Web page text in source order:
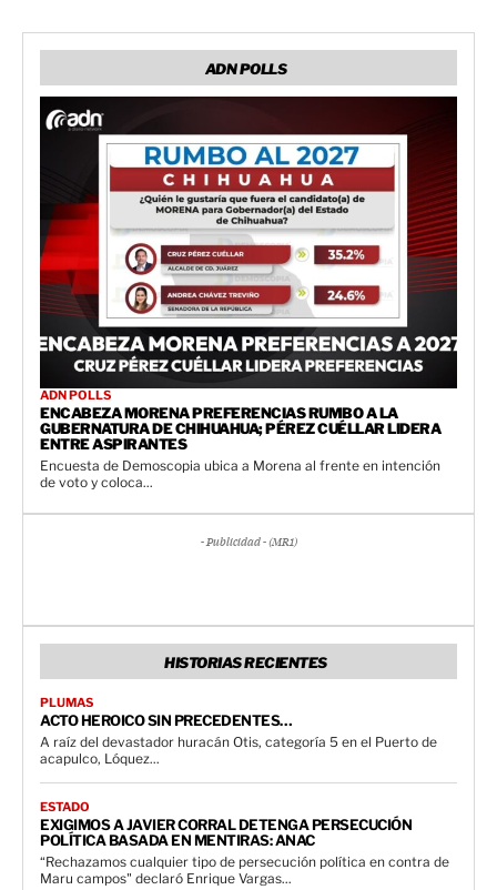
ADN POLLS
ADN POLLS
ENCABEZA MORENA PREFERENCIAS RUMBO A LA
GUBERNATURA DE CHIHUAHUA; PÉREZ CUÉLLAR LIDERA
ENTRE ASPIRANTES
Encuesta de Demoscopia ubica a Morena al frente en intención
de voto y coloca...
- Publicidad - (MR1)
HISTORIAS RECIENTES
PLUMAS
ACTO HEROICO SIN PRECEDENTES…
A raíz del devastador huracán Otis, categoría 5 en el Puerto de
acapulco, Lóquez...
ESTADO
EXIGIMOS A JAVIER CORRAL DETENGA PERSECUCIÓN
POLÍTICA BASADA EN MENTIRAS: ANAC
“Rechazamos cualquier tipo de persecución política en contra de
Maru campos" declaró Enrique Vargas...